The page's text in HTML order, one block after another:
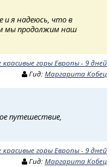
и я надеюсь, что в
мы продолжим наш
горы Европы - 9 дней
Гид: Маргарита Кобец
путешествие,
горы Европы - 9 дней
Гид: Маргарита Кобец